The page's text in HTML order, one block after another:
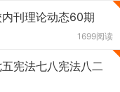
刊理论动态60期
1699阅读
宪法七八宪法八二